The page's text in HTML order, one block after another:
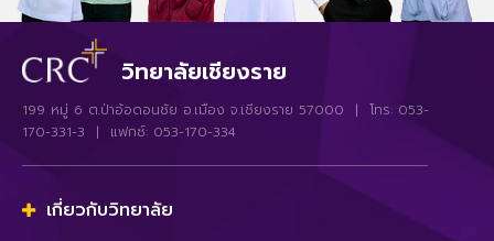
วิทยาลัยเชียงราย
199 หมู่ 6 ต.ป่าอ้อดอนชัย อ.เมือง จ.เชียงราย 57000 | โทร: 053-
170-331-3 | แฟกซ์: 053-170-334
เกี่ยวกับวิทยาลัย